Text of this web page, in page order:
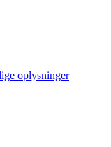
oplysninger